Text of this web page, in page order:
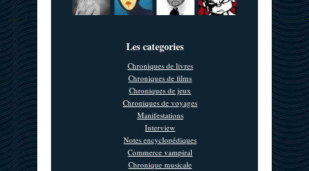
Les categories
Chroniques de livres
Chroniques de films
Chroniques de jeux
Chroniques de voyages
Manifestations
Interview
Notes encyclopédiques
Commerce vampiral
Chronique musicale